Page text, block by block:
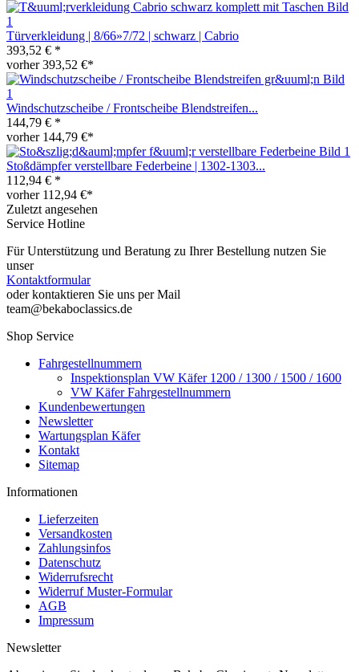
Türverkleidung | 8/66»7/72 | schwarz | Cabrio
393,52 € *
vorher 393,52 €*
Windschutzscheibe / Frontscheibe Blendstreifen...
144,79 € *
vorher 144,79 €*
Stoßdämpfer verstellbare Federbeine | 1302-1303...
112,94 € *
vorher 112,94 €*
Zuletzt angesehen
Service Hotline
Für Unterstützung und Beratung zu Ihrer Bestellung nutzen Sie
unser
Kontaktformular
oder kontaktieren Sie uns per Mail
team@bekaboclassics.de
Shop Service
Fahrgestellnummern
Inspektionsplan VW Käfer 1200 / 1300 / 1500 / 1600
VW Käfer Fahrgestellnummern
Kundenbewertungen
Newsletter
Wartungsplan Käfer
Kontakt
Sitemap
Informationen
Lieferzeiten
Versandkosten
Zahlungsinfos
Datenschutz
Widerrufsrecht
Widerruf Muster-Formular
AGB
Impressum
Newsletter